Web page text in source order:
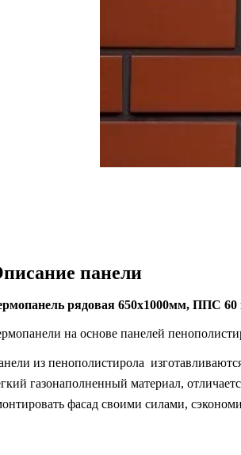
панели
рядовая 650х1000мм, ППС
на основе панелей
из пенополистирола
газонаполненный материал,
фасад своими силами,